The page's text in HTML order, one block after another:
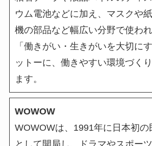
ウム電池などに加え、マスクや
機の部品など幅広い分野で使われ
「働きがい・生きがいを大切に
ットーに、働きやすい環境づく
ます。
WOWOW
WOWOWは、1991年に日本初の
として開局し、ドラマやスポー